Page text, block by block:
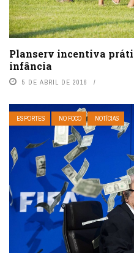
Planserv incentiva
infância
5 DE ABRIL DE 2016
ESPORTES NO FOCO NOTÍCIAS